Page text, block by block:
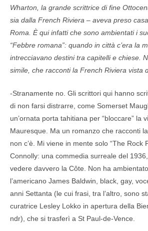
Wharton, la grande scrittrice di fine
sia dalla French Riviera – aveva preso
Roma. È qui infatti che sono ambientati i
“Febbre romana”: quando in città c’era la
intrecciavano destini tra capitelli e chiese.
simile, che racconti la French Riviera vista
-Stranamente no. Gli scrittori qui hanno
di non farsi distrarre, come Somerset
un’ornata porta tahitiana per “bloccare” la
Mauresque. Ma un romanzo che racconti
non c’è. Mi viene in mente solo “The Rock
Connolly: una commedia surreale del
vedere davvero la Côte. Non ha
l’americano James Baldwin, black, gay,
anni Settanta (le cui frasi, tra l’altro, sono
curatrice Lesley Lokko in apertura della
ndr), che si trasferì a St Paul-de-Vence.